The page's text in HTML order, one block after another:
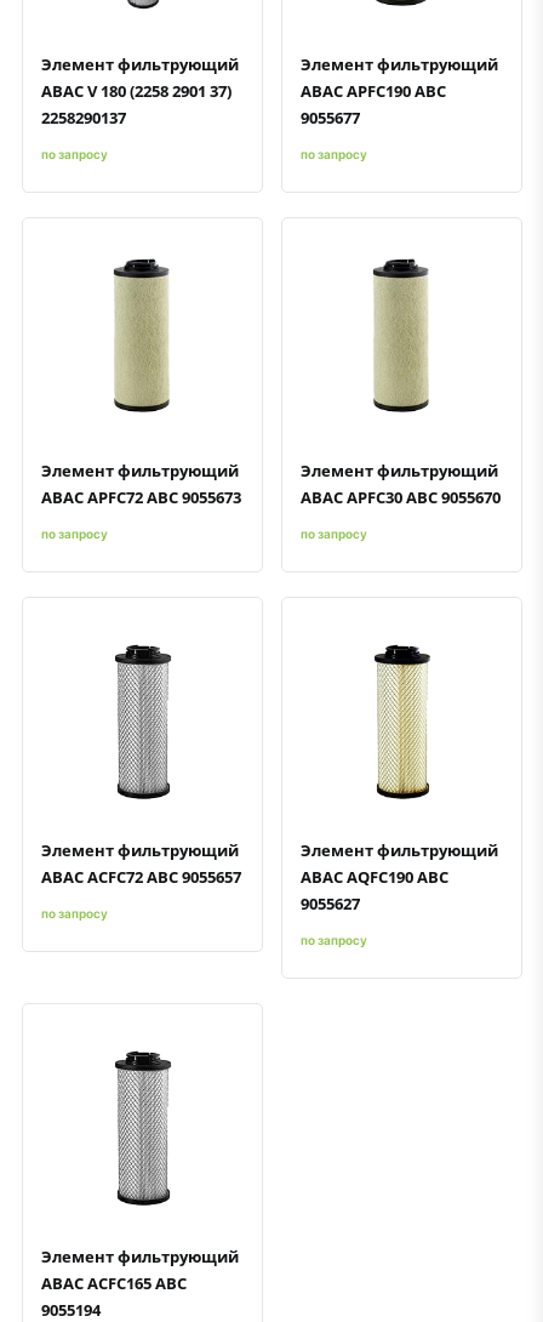
Элемент фильтрующий
ABAC V 180 (2258 2901 37)
2258290137
по запросу
Элемент фильтрующий
ABAC APFC190 ABC
9055677
по запросу
Быстрый просмотрДобавить к сравнению
Элемент фильтрующий
ABAC APFC72 ABC 9055673
по запросу
Быстрый просмотрДобавить к сравнению
Элемент фильтрующий
ABAC APFC30 ABC 9055670
по запросу
Быстрый просмотрДобавить к сравнению
Элемент фильтрующий
ABAC ACFC72 ABC 9055657
по запросу
Быстрый просмотрДобавить к сравнению
Элемент фильтрующий
ABAC AQFC190 ABC
9055627
по запросу
Быстрый просмотрДобавить к сравнению
Элемент фильтрующий
ABAC ACFC165 ABC
9055194